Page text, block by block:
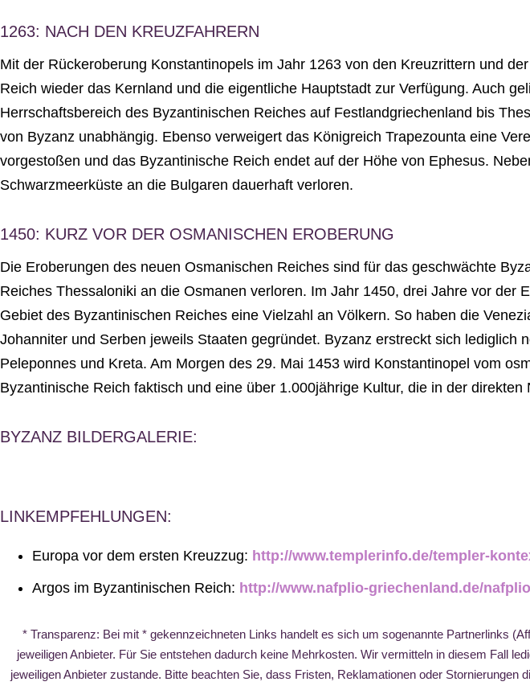
1263: NACH DEN KREUZFAHRERN
Mit der Rückeroberung Konstantinopels im Jahr 1263 von den Kreuzrittern und
Reich wieder das Kernland und die eigentliche Hauptstadt zur Verfügung. Auch
Herrschaftsbereich des Byzantinischen Reiches auf Festlandgriechenland bis
von Byzanz unabhängig. Ebenso verweigert das Königreich Trapezounta eine
vorgestoßen und das Byzantinische Reich endet auf der Höhe von Ephesus.
Schwarzmeerküste an die Bulgaren dauerhaft verloren.
1450: KURZ VOR DER OSMANISCHEN EROBERUNG
Die Eroberungen des neuen Osmanischen Reiches sind für das geschwächte
Reiches Thessaloniki an die Osmanen verloren. Im Jahr 1450, drei Jahre vor
Gebiet des Byzantinischen Reiches eine Vielzahl an Völkern. So haben die
Johanniter und Serben jeweils Staaten gegründet. Byzanz erstreckt sich
Peleponnes und Kreta. Am Morgen des 29. Mai 1453 wird Konstantinopel vom
Byzantinische Reich faktisch und eine über 1.000jährige Kultur, die in der
BYZANZ BILDERGALERIE:
LINKEMPFEHLUNGEN:
Europa vor dem ersten Kreuzzug: http://www.templerinfo.de/templer-
Argos im Byzantinischen Reich: http://www.nafplio-griechenland.de/
* Transparenz: Bei mit * gekennzeichneten Links handelt es sich um sogenannte Partnerlinks
jeweiligen Anbieter. Für Sie entstehen dadurch keine Mehrkosten. Wir vermitteln in diesem Fall
jeweiligen Anbieter zustande. Bitte beachten Sie, dass Fristen, Reklamationen oder